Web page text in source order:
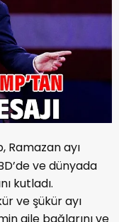
Ramazan ayı
ve dünyada
kutladı.
ve şükür ayı
aile bağlarını ve